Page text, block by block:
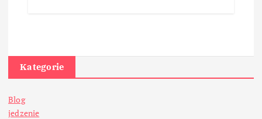
Kategorie
Blog
jedzenie